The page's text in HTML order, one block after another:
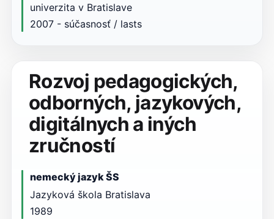
univerzita v Bratislave
2007 - súčasnosť / lasts
Rozvoj pedagogických,
odborných, jazykových,
digitálnych a iných
zručností
nemecký jazyk ŠS
Jazyková škola Bratislava
1989